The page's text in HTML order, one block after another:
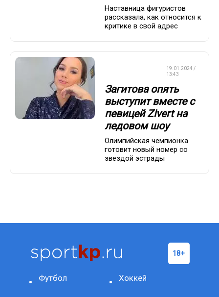
Наставница фигуристов
рассказала, как относится к
критике в свой адрес
19.01.2024 /
13:43
Загитова опять
выступит вместе с
певицей Zivert на
ледовом шоу
Олимпийская чемпионка
готовит новый номер со
звездой эстрады
Футбол Хоккей